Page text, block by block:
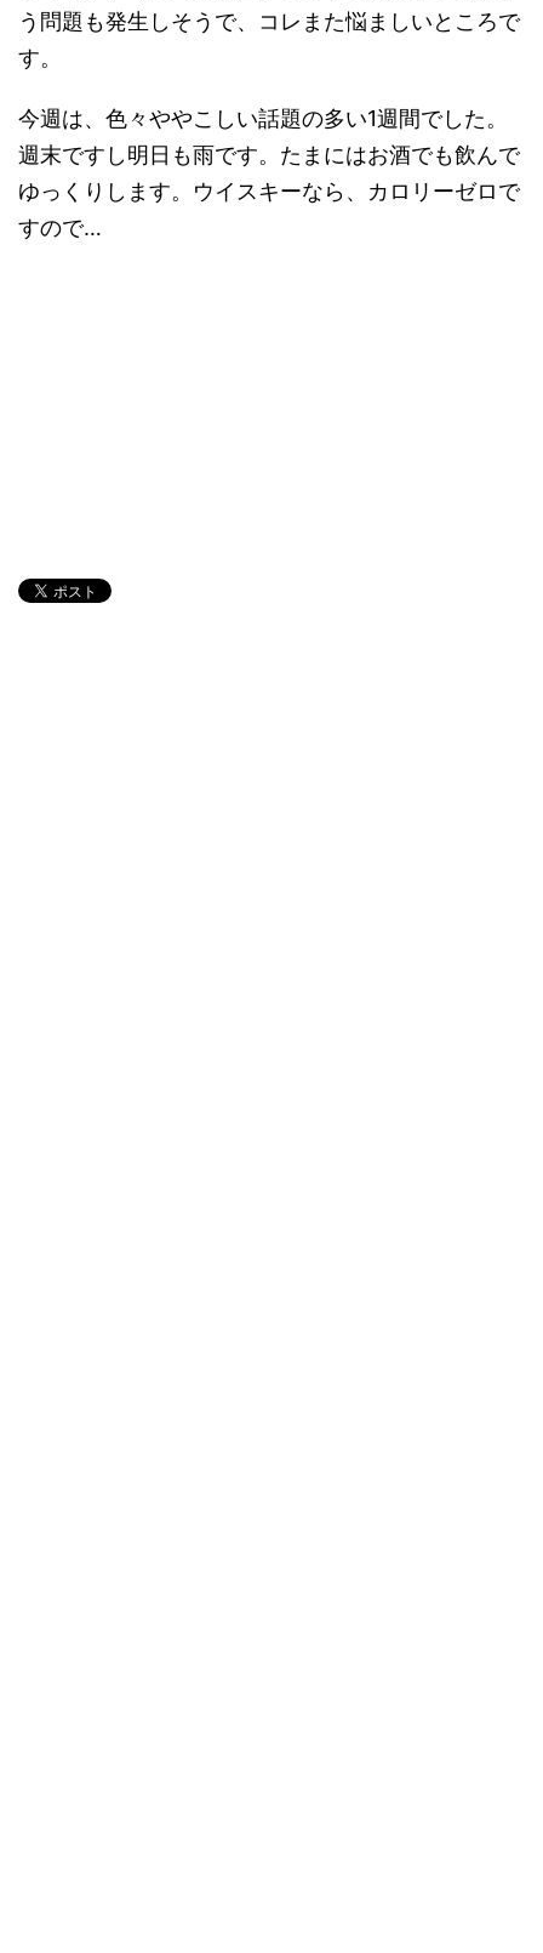
う問題も発生しそうで、コレまた悩ましいところで
す。
今週は、色々ややこしい話題の多い1週間でした。
週末ですし明日も雨です。たまにはお酒でも飲んで
ゆっくりします。ウイスキーなら、カロリーゼロで
すので…